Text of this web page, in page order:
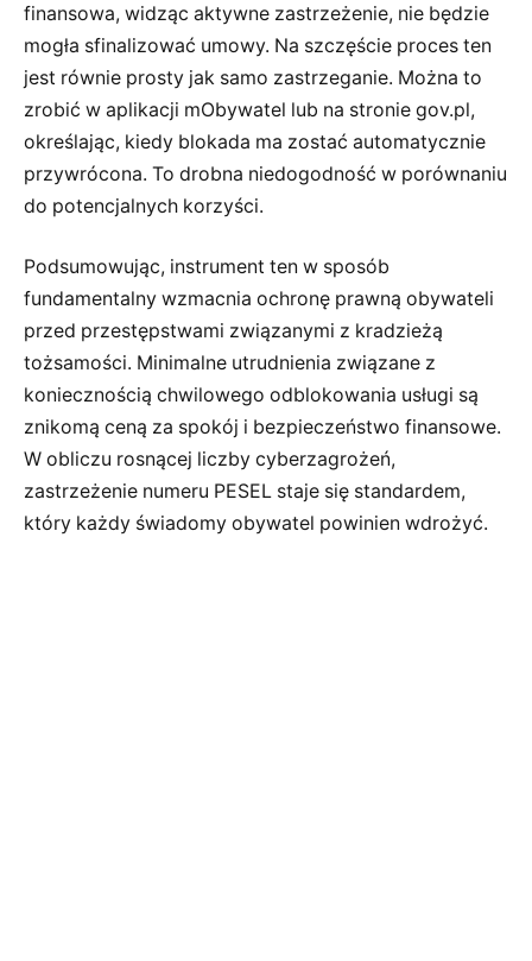
finansowa, widząc aktywne zastrzeżenie, nie będzie
mogła sfinalizować umowy. Na szczęście proces ten
jest równie prosty jak samo zastrzeganie. Można to
zrobić w aplikacji mObywatel lub na stronie gov.pl,
określając, kiedy blokada ma zostać automatycznie
przywrócona. To drobna niedogodność w porównaniu
do potencjalnych korzyści.
Podsumowując, instrument ten w sposób
fundamentalny wzmacnia ochronę prawną obywateli
przed przestępstwami związanymi z kradzieżą
tożsamości. Minimalne utrudnienia związane z
koniecznością chwilowego odblokowania usługi są
znikomą ceną za spokój i bezpieczeństwo finansowe.
W obliczu rosnącej liczby cyberzagrożeń,
zastrzeżenie numeru PESEL staje się standardem,
który każdy świadomy obywatel powinien wdrożyć.